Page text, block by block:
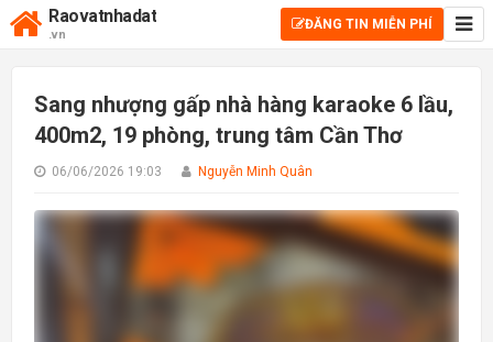
Raovatnhadat
.vn
ĐĂNG TIN MIỄN PHÍ
Sang nhượng gấp nhà hàng karaoke 6 lầu,
400m2, 19 phòng, trung tâm Cần Thơ
06/06/2026 19:03 Nguyễn Minh Quân